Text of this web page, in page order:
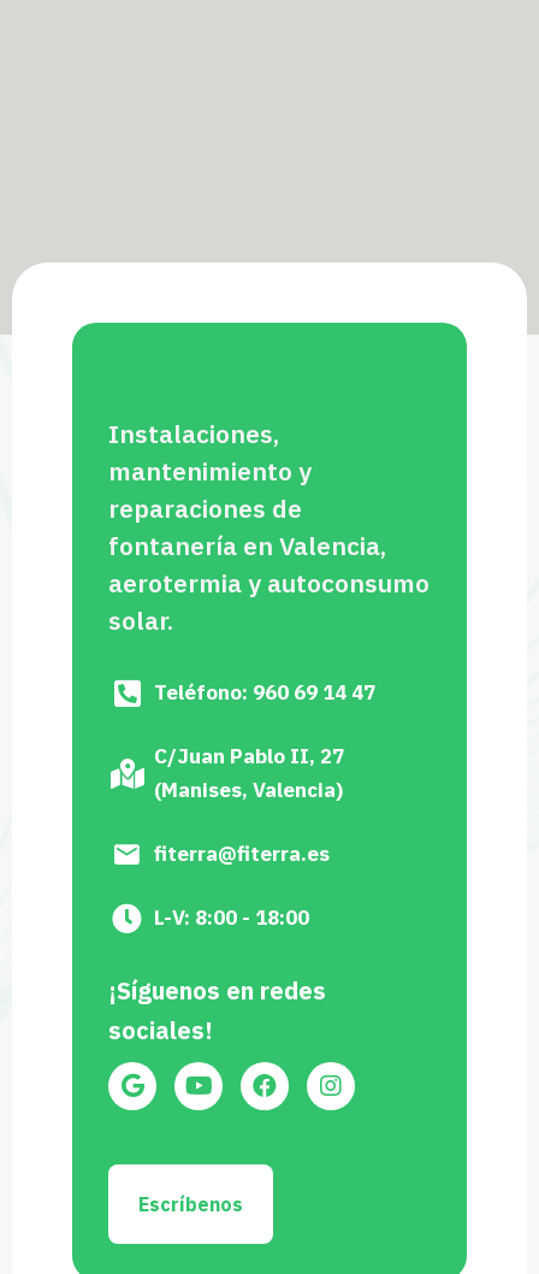
Instalaciones,
mantenimiento y
reparaciones de
fontanería en Valencia,
aerotermia y autoconsumo
solar.
Teléfono: 960 69 14 47
C/Juan Pablo II, 27
(Manises, Valencia)
fiterra@fiterra.es
L-V: 8:00 - 18:00
¡Síguenos en redes
sociales!
Escríbenos